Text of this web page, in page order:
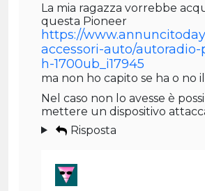
La mia ragazza vorrebbe
questa Pioneer
https://
accessori-auto/
h-1700ub_i17945
ma non ho capito se ha o no
Nel caso non lo avesse è
mettere un dispositivo
Risposta